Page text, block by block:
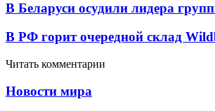
В Беларуси осудили лидера
В РФ горит очередной склад
Читать комментарии
Новости мира